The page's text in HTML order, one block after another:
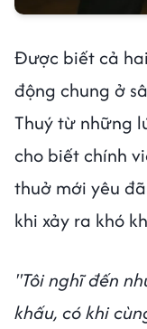
Được biết cả
động chung ở
Thuý từ những
cho biết chính
thuở mới yêu
khi xảy ra khó
"Tôi nghĩ đến
khấu, có khi